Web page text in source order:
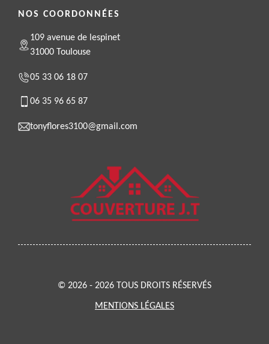
NOS COORDONNÉES
109 avenue de lespinet
31000 Toulouse
05 33 06 18 07
06 35 96 65 87
tonyflores3100@gmail.com
© 2026 - 2026 TOUS DROITS RÉSERVÉS
MENTIONS LÉGALES